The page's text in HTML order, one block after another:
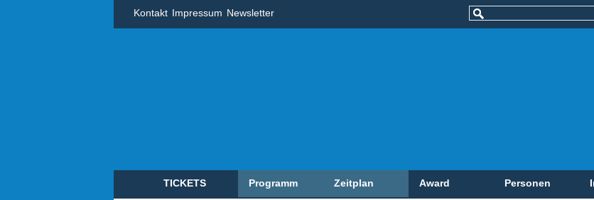
Kontakt Impressum Newsletter
TICKETS Programm Zeitplan Award Personen